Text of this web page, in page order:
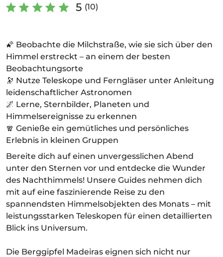
5 (10)
🌠 Beobachte die Milchstraße, wie sie sich über den
Himmel erstreckt – an einem der besten
Beobachtungsorte
🔭 Nutze Teleskope und Ferngläser unter Anleitung
leidenschaftlicher Astronomen
🌌 Lerne, Sternbilder, Planeten und
Himmelsereignisse zu erkennen
🧣 Genieße ein gemütliches und persönliches
Erlebnis in kleinen Gruppen
Bereite dich auf einen unvergesslichen Abend
unter den Sternen vor und entdecke die Wunder
des Nachthimmels! Unsere Guides nehmen dich
mit auf eine faszinierende Reise zu den
spannendsten Himmelsobjekten des Monats – mit
leistungsstarken Teleskopen für einen detaillierten
Blick ins Universum.
Die Berggipfel Madeiras eignen sich nicht nur